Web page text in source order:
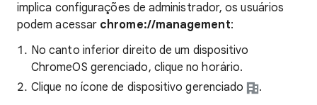
implica configurações de administrador, os usuários
podem acessar chrome://management:
No canto inferior direito de um dispositivo
ChromeOS gerenciado, clique no horário.
Clique no ícone de dispositivo gerenciado
.